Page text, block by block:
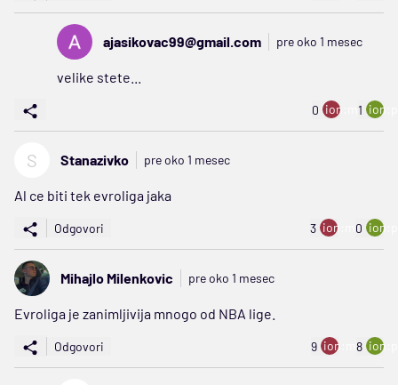
ajasikovac99@gmail.com pre oko 1 mesec
velike stete...
0 ion:minus
1
S Stanazivko pre oko 1 mesec
Al ce biti tek evroliga jaka
Odgovori 3 ion:minus
0
Mihajlo Milenkovic pre oko 1 mesec
Evroliga je zanimljivija mnogo od NBA lige.
Odgovori 9 ion:minus
8